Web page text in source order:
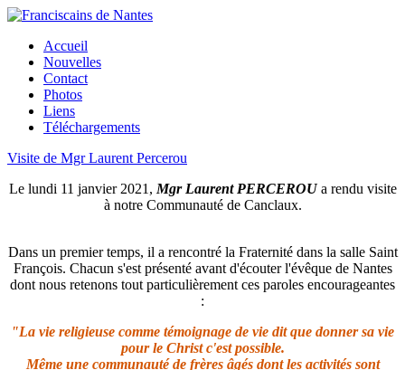
Accueil
Nouvelles
Contact
Photos
Liens
Téléchargements
Visite de Mgr Laurent Percerou
Le lundi 11 janvier 2021, Mgr Laurent PERCEROUa rendu visite
à notre Communauté de Canclaux.
Dans un premier temps, il a rencontré la Fraternité dans la salle Saint
François. Chacun s'est présenté avant d'écouter l'évêque de Nantes
dont nous retenons tout particulièrement ces paroles encourageantes
:
"La vie religieuse comme témoignage de vie dit que donner sa vie
pour le Christ c'est possible.
Même une communauté de frères âgés dont les activités sont